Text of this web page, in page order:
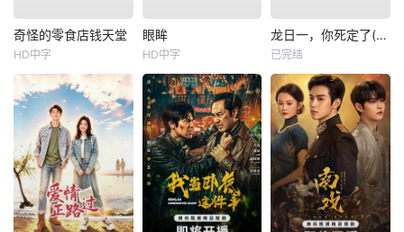
奇怪的零食店钱天堂
HD中字
眼眸
HD中字
龙日一，你死定了(短剧)
已完结